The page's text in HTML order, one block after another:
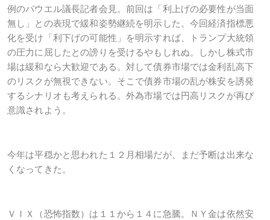
例のパウエル議長記者会見。前回は「利上げの必要性が当面
無し」との表現で緩和姿勢継続を明示した。今回経済指標悪
化を受け「利下げの可能性」を明示すれば、トランプ大統領
の圧力に屈したとの謗りを受けるやもしれぬ。しかし株式市
場は緩和なら大歓迎である。対して債券市場では金利乱高下
のリスクが無視できない。そこで債券市場の乱が株安を誘発
するシナリオも考えられる。外為市場では円高リスクが再び
意識されよう。
今年は平穏かと思われた１２月相場だが、まだ予断は出来な
くなってきた。
ＶＩＸ（恐怖指数）は１１から１４に急騰。ＮＹ金は依然安